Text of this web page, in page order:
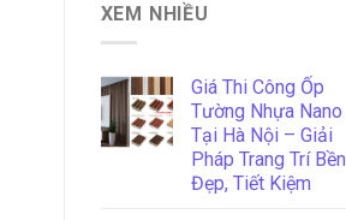
XEM NHIỀU
Giá Thi Công Ốp
Tường Nhựa Nano
Tại Hà Nội – Giải
Pháp Trang Trí Bền
Đẹp, Tiết Kiệm